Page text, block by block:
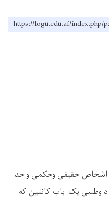
https://logu.edu.af/index.php/
اشخاص حقیقی وحکمی واجد
یک باب کانتین که